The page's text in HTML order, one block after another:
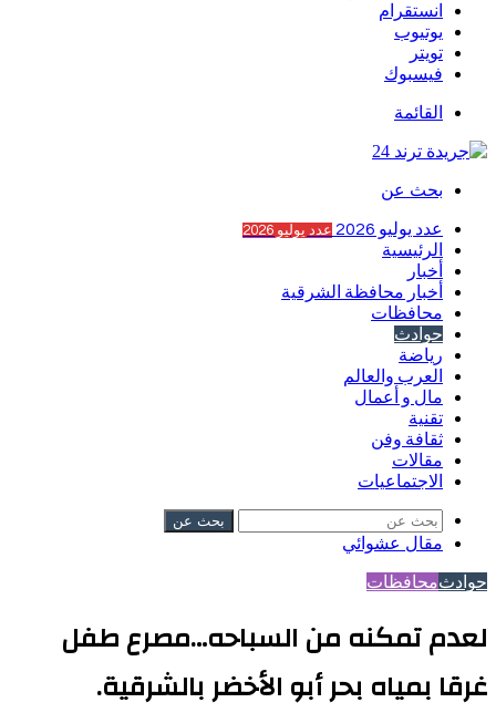
انستقرام
يوتيوب
تويتر
فيسبوك
القائمة
بحث عن
عدد يوليو 2026 عدد يوليو 2026
الرئيسية
أخبار
أخبار محافظة الشرقية
محافظات
حوادث
رياضة
العرب والعالم
مال و أعمال
تقنية
ثقافة وفن
مقالات
الاجتماعيات
بحث عن
مقال عشوائي
حوادثمحافظات
لعدم تمكنه من السباحه…مصرع طفل
غرقا بمياه بحر أبو الأخضر بالشرقية.